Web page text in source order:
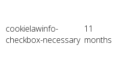
cookielawinfo-
checkbox-necessary
11
months